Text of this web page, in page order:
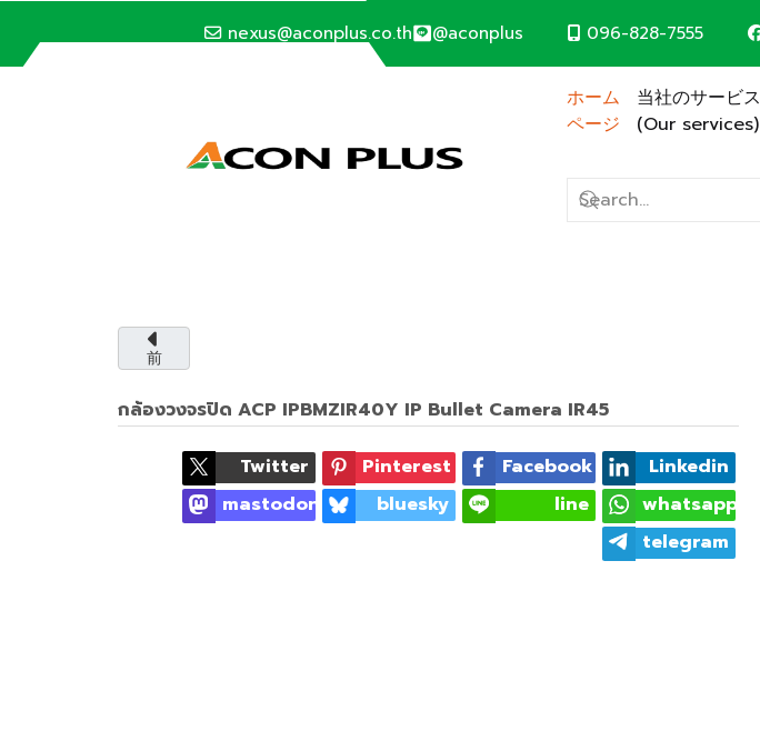
nexus@aconplus.co.th @aconplus 096-828-7555
ホーム
ページ
当社のサービス
(Our services)
太陽電池システムで電気代を節約し、私たちと一緒に世界を救いましょう。
サービス詳細
前
กล้องวงจรปิด ACP IPBMZIR40Y IP Bullet Camera IR45
Twitter Pinterest Facebook
Linkedin
mastodon
bluesky line
whatsapp
telegram